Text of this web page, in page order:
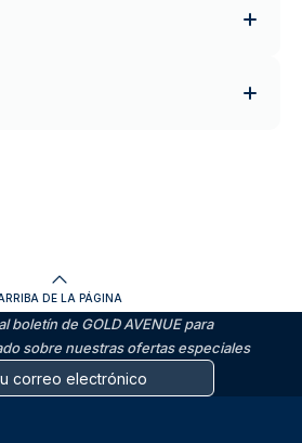
DE LA PÁGINA
boletín de GOLD AVENUE para
sobre nuestras ofertas especiales